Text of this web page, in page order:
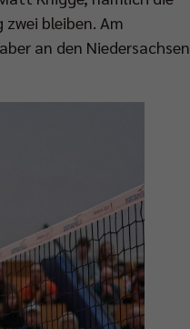
zwei bleiben. Am
an den Niedersachsen